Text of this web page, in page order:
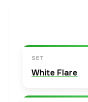
SET
White Flare